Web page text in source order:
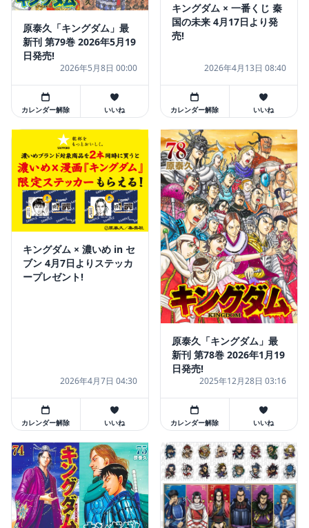
原泰久「キングダム」最
新刊 第79巻 2026年5月19
日発売!
2026年5月8日 00:00
カレンダー解除 いいね
キングダム × 一番くじ 秦
国の未来 4月17日より発
売!
2026年4月13日 08:40
カレンダー解除 いいね
キングダム × 濃いめ in セ
ブン 4月7日よりステッカ
ープレゼント!
2026年4月7日 04:30
カレンダー解除 いいね
原泰久「キングダム」最
新刊 第78巻 2026年1月19
日発売!
2025年12月28日 03:16
カレンダー解除 いいね